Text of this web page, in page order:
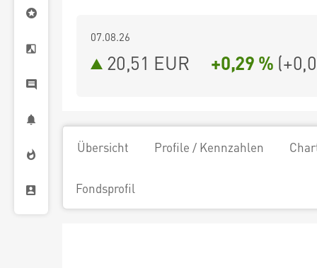
07.08.26
20,51 EUR +0,29 % (
Übersicht Profile / Kennzahlen
Fondsprofil